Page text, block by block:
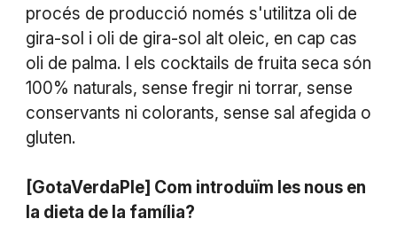
procés de producció només s'utilitza oli de
gira-sol i oli de gira-sol alt oleic, en cap cas
oli de palma. I els cocktails de fruita seca són
100% naturals, sense fregir ni torrar, sense
conservants ni colorants, sense sal afegida o
gluten.
[GotaVerdaPle] Com introduïm les nous en
la dieta de la família?